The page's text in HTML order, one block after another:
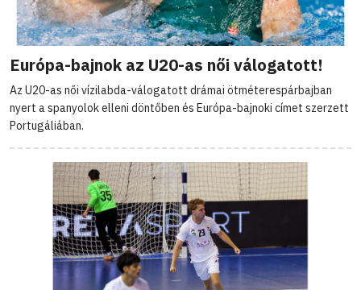
Európa-bajnok az U20-as női válogatott!
Az U20-as női vízilabda-válogatott drámai ötméterespárbajban
nyert a spanyolok elleni döntőben és Európa-bajnoki címet szerzett
Portugáliában.